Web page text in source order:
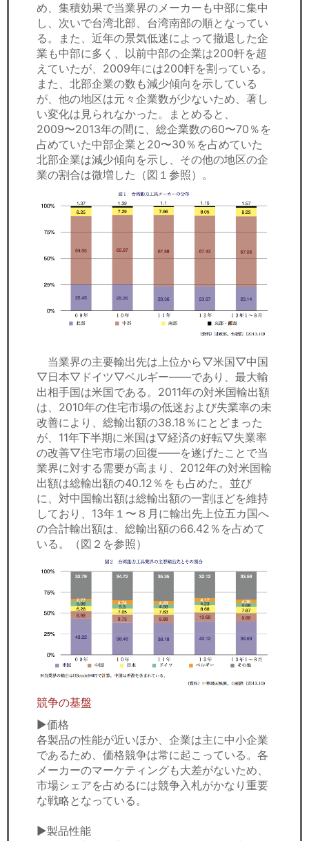
め、集積効果で当業界のメーカーも中部に集中
し、次いで台湾北部、台湾南部の順となってい
る。また、近年の景気低迷によって撤退した企
業も中部に多く、以前中部の企業は200軒を超
えていたが、2009年には200軒を割っている。
また、北部企業の数も減少傾向を示している
が、他の地区は元々企業数が少ないため、著し
い変化は見られなかった。まとめると、
2009〜2013年の間に、総企業数の60〜70％を
占めていた中部企業と20〜30％を占めていた
北部企業は減少傾向を示し、その他の地区の企
業の割合は微増した（図１参照）。
当業界の主要輸出先は上位から▽米国▽中国
▽日本▽ドイツ▽ベルギー——であり、最大輸
出相手国は米国である。2011年の対米国輸出額
は、2010年の住宅市場の低迷および失業率の未
改善により、総輸出額の38.18％にとどまった
が、11年下半期に米国は▽経済の好転▽失業率
の改善▽住宅市場の回復——を遂げたことで当
業界に対する需要が高まり、2012年の対米国輸
出額は総輸出額の40.12％をも占めた。並び
に、対中国輸出額は総輸出額の一割ほどを維持
しており、13年１〜８月に輸出先上位五カ国へ
の合計輸出額は、総輸出額の66.42％を占めて
いる。（図２を参照）
競争の基盤
▶価格
各製品の性能が近いほか、企業は主に中小企業
であるため、価格競争は常に起こっている。各
メーカーのマーケティングも大差がないため、
市場シェアを占めるには競争入札がかなり重要
な戦略となっている。
▶製品性能